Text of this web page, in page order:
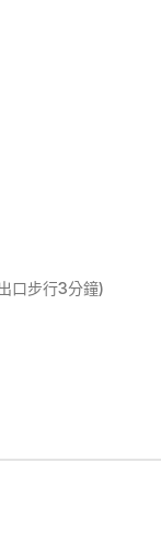
口步行3分鐘)